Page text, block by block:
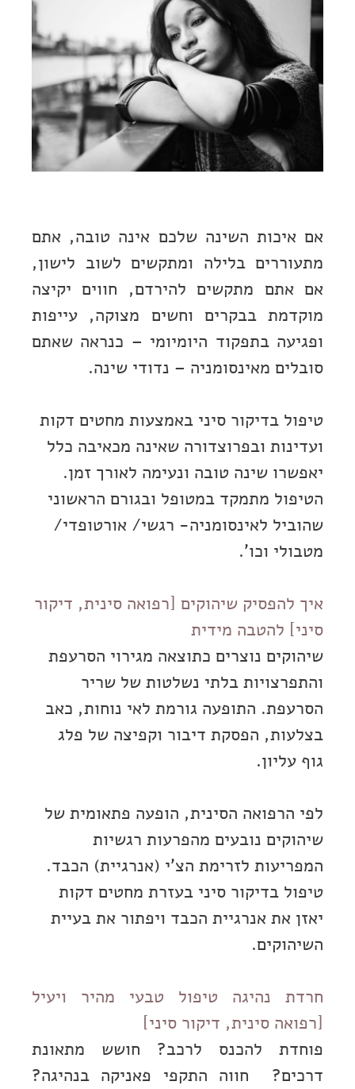
אם איכות השינה שלכם אינה טובה, אתם
מתעוררים בלילה ומתקשים לשוב לישון,
אם אתם מתקשים להירדם, חווים יקיצה
מוקדמת בבקרים וחשים מצוקה, עייפות
ופגיעה בתפקוד היומיומי – כנראה שאתם
סובלים מאינסומניה – נדודי שינה.
טיפול בדיקור סיני באמצעות מחטים דקות
ועדינות ובפרוצדורה שאינה מכאיבה כלל
יאפשרו שינה טובה ונעימה לאורך זמן.
הטיפול מתמקד במטופל ובגורם הראשוני
שהוביל לאינסומניה- רגשי/ אורטופדי/
מטבולי וכו’.
איך להפסיק שיהוקים [רפואה סינית, דיקור
סיני] להטבה מידית
שיהוקים נוצרים כתוצאה מגירוי הסרעפת
והתפרצויות בלתי נשלטות של שריר
הסרעפת. התופעה גורמת לאי נוחות, כאב
בצלעות, הפסקת דיבור וקפיצה של פלג
גוף עליון.
לפי הרפואה הסינית, הופעה פתאומית של
שיהוקים נובעים מהפרעות רגשיות
המפריעות לזרימת הצ’י (אנרגיית) הכבד.
טיפול בדיקור סיני בעזרת מחטים דקות
יאזן את אנרגיית הכבד ויפתור את בעיית
השיהוקים.
חרדת נהיגה טיפול טבעי מהיר ויעיל
[רפואה סינית, דיקור סיני]
פוחדת להכנס לרכב? חושש מתאונת
דרכים? חווה התקפי פאניקה בנהיגה?